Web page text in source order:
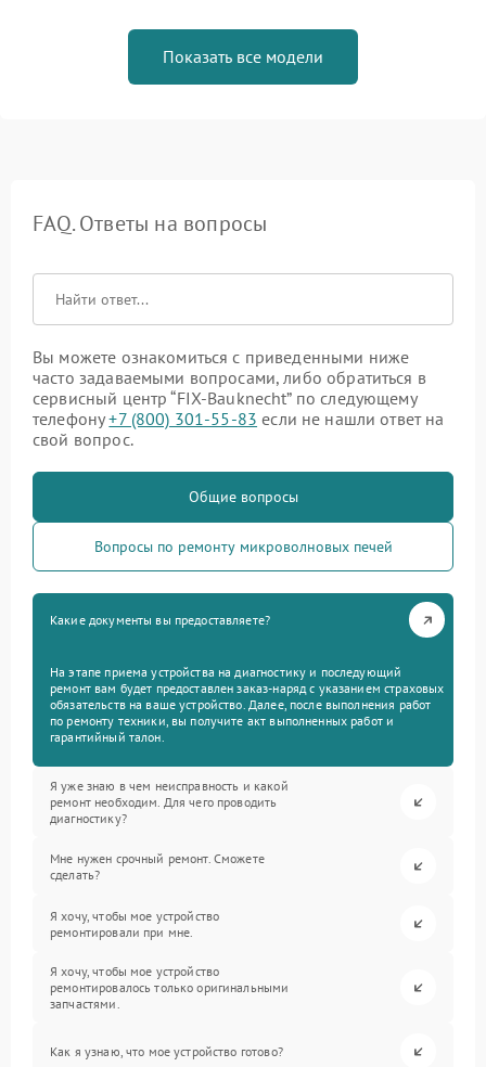
Показать все модели
FAQ. Ответы на вопросы
Вы можете ознакомиться с приведенными ниже
часто задаваемыми вопросами, либо обратиться в
сервисный центр “FIX-Bauknecht” по следующему
телефону+7 (800) 301-55-83 если не нашли ответ на
свой вопрос.
Общие вопросы
Вопросы по ремонту микроволновых печей
Какие документы вы предоставляете?
На этапе приема устройства на диагностику и последующий
ремонт вам будет предоставлен заказ-наряд с указанием страховых
обязательств на ваше устройство. Далее, после выполнения работ
по ремонту техники, вы получите акт выполненных работ и
гарантийный талон.
Я уже знаю в чем неисправность и какой
ремонт необходим. Для чего проводить
диагностику?
Мне нужен срочный ремонт. Сможете
сделать?
Я хочу, чтобы мое устройство
ремонтировали при мне.
Я хочу, чтобы мое устройство
ремонтировалось только оригинальными
запчастями.
Как я узнаю, что мое устройство готово?